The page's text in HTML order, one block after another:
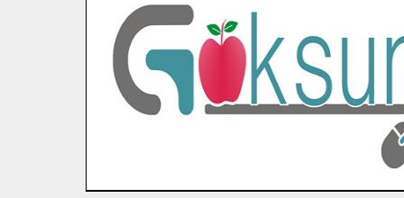
İlçe Jandarma Komutanı Karakaya’dan
Bertiz’in Yeni Köprüsünde Sona Doğru.